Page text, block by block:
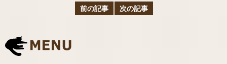
前の記事 次の記事